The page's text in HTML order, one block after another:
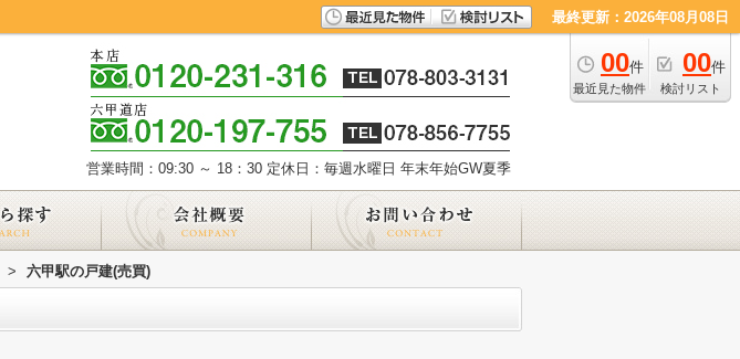
最終更新：2026年08月08日
00件
最近見た物件
00件
検討リスト
営業時間：09:30 ～ 18：30 定休日：毎週水曜日 年末年始GW夏季
> 六甲駅の戸建(売買)